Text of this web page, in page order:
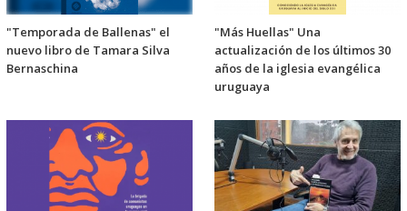
"Temporada de Ballenas" el
nuevo libro de Tamara Silva
Bernaschina
"Más Huellas" Una
actualización de los últimos 30
años de la iglesia evangélica
uruguaya